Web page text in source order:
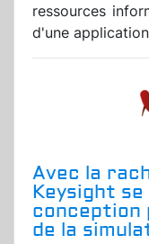
ressources
d'une
Avec la
Keysight
conception
de la